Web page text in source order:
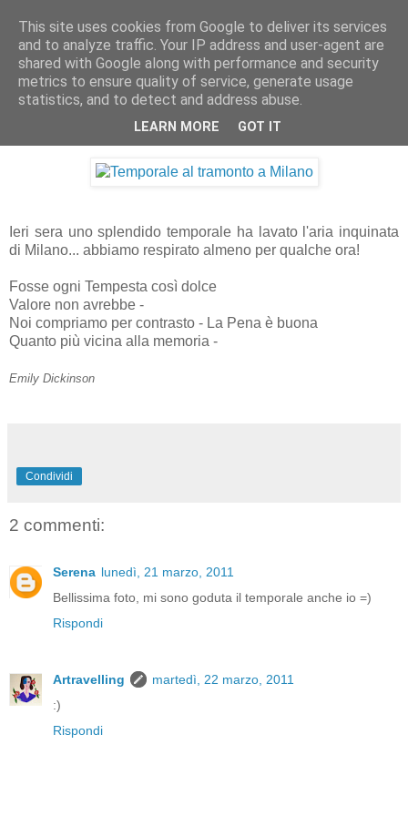
Artravelling
domenica 20 marzo 2011
Temporale al tramonto a Milano
Ieri sera uno splendido temporale ha lavato l'aria inquinata
di Milano... abbiamo respirato almeno per qualche ora!
Fosse ogni Tempesta così dolce
Valore non avrebbe -
Noi compriamo per contrasto - La Pena è buona
Quanto più vicina alla memoria -
Emily Dickinson
Condividi
2 commenti:
Serena lunedì, 21 marzo, 2011
Bellissima foto, mi sono goduta il temporale anche io =)
Rispondi
Artravelling
martedì, 22 marzo, 2011
:)
Rispondi
This site uses cookies from Google to deliver its services
and to analyze traffic. Your IP address and user-agent are
shared with Google along with performance and security
metrics to ensure quality of service, generate usage
statistics, and to detect and address abuse.
LEARN MORE GOT IT